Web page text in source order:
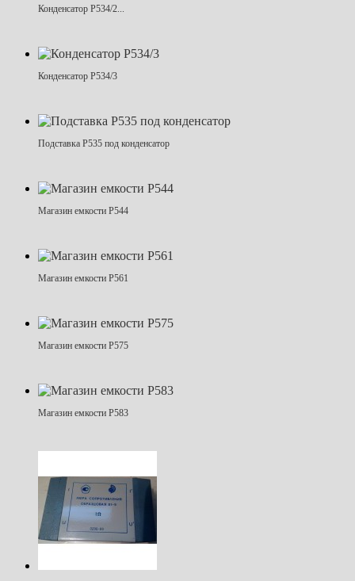
Конденсатор Р534/2...
Конденсатор Р534/3
Подставка Р535 под конденсатор
Магазин емкости Р544
Магазин емкости Р561
Магазин емкости Р575
Магазин емкости Р583